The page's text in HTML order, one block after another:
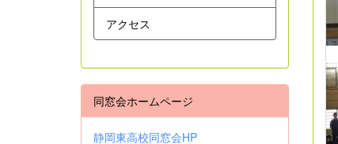
アクセス
同窓会ホームページ
静岡東高校同窓会HP